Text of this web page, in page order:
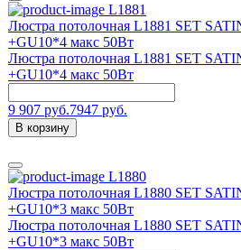
L1881
Люстра потолочная L1881 SET
+GU10*4 макс 50Вт
Люстра потолочная L1881 SET
+GU10*4 макс 50Вт
9 907 руб.7947 руб.
В корзину
L1880
Люстра потолочная L1880 SET
+GU10*3 макс 50Вт
Люстра потолочная L1880 SET
+GU10*3 макс 50Вт